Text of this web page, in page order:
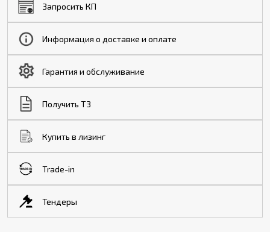
Запросить КП
Информация о доставке и оплате
Гарантия и обслуживание
Получить ТЗ
Купить в лизинг
Trade-in
Тендеры